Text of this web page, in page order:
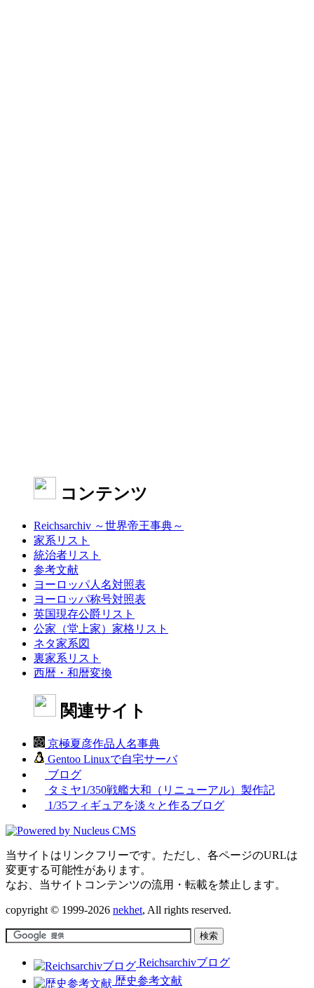
コンテンツ
Reichsarchiv ～世界帝王事典～
家系リスト
統治者リスト
参考文献
ヨーロッパ人名対照表
ヨーロッパ称号対照表
英国現存公爵リスト
公家（堂上家）家格リスト
ネタ家系図
裏家系リスト
西暦・和暦変換
関連サイト
京極夏彦作品人名事典
Gentoo Linuxで自宅サーバ
ブログ
タミヤ1/350戦艦大和（リニューアル）製作記
1/35フィギュアを淡々と作るブログ
当サイトはリンクフリーです。ただし、各ページのURLは
変更する可能性があります。
なお、当サイトコンテンツの流用・転載を禁止します。
copyright © 1999-2026 nekhet, All rights reserved.
Reichsarchivブログ
歴史参考文献